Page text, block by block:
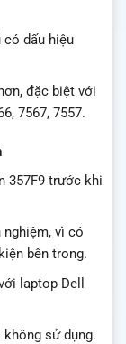
có dấu hiệu
đặc biệt với
7567, 7557.
357F9 trước khi
vì có
bên trong.
laptop Dell
sử dụng.